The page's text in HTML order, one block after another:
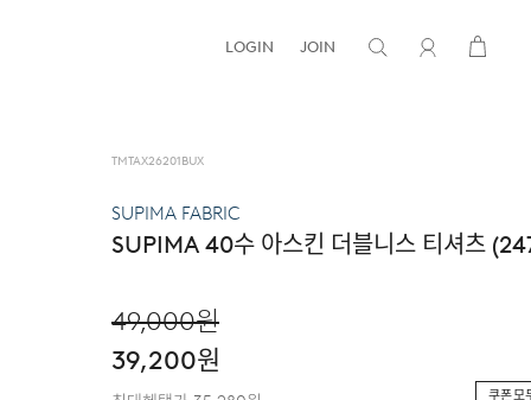
LOGIN JOIN
TMTAX26201BUX
SUPIMA FABRIC
SUPIMA 40수 아스킨 더블니스 티셔츠
39,200원
49,000원
쿠폰 모